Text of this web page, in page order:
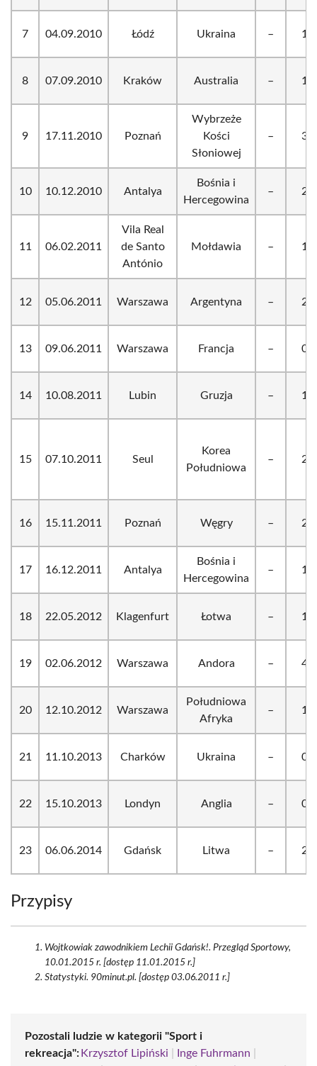
7 04.09.2010 Łódź Ukraina – 1:1
8 07.09.2010 Kraków Australia – 1:2
9 17.11.2010 Poznań
Wybrzeże
Kości
Słoniowej
– 3:1
10 10.12.2010 Antalya
Bośnia i
Hercegowina
– 2:2
11 06.02.2011
Vila Real
de Santo
António
Mołdawia – 1:0
12 05.06.2011 Warszawa Argentyna – 2:1
13 09.06.2011 Warszawa Francja – 0:1
14 10.08.2011 Lubin Gruzja – 1:0
15 07.10.2011 Seul
Korea
Południowa
– 2:2
16 15.11.2011 Poznań Węgry – 2:1
17 16.12.2011 Antalya
Bośnia i
Hercegowina
– 1:0
18 22.05.2012 Klagenfurt Łotwa – 1:0
19 02.06.2012 Warszawa Andora – 4:0
20 12.10.2012 Warszawa
Południowa
Afryka
– 1:0
21 11.10.2013 Charków Ukraina – 0:1
22 15.10.2013 Londyn Anglia – 0:2
23 06.06.2014 Gdańsk Litwa – 2:1
Przypisy
Wojtkowiak zawodnikiem Lechii Gdańsk!. Przegląd Sportowy,
10.01.2015 r. [dostęp 11.01.2015 r.]
Statystyki. 90minut.pl. [dostęp 03.06.2011 r.]
Pozostali ludzie w kategorii "Sport i
rekreacja": Krzysztof Lipiński Inge Fuhrmann